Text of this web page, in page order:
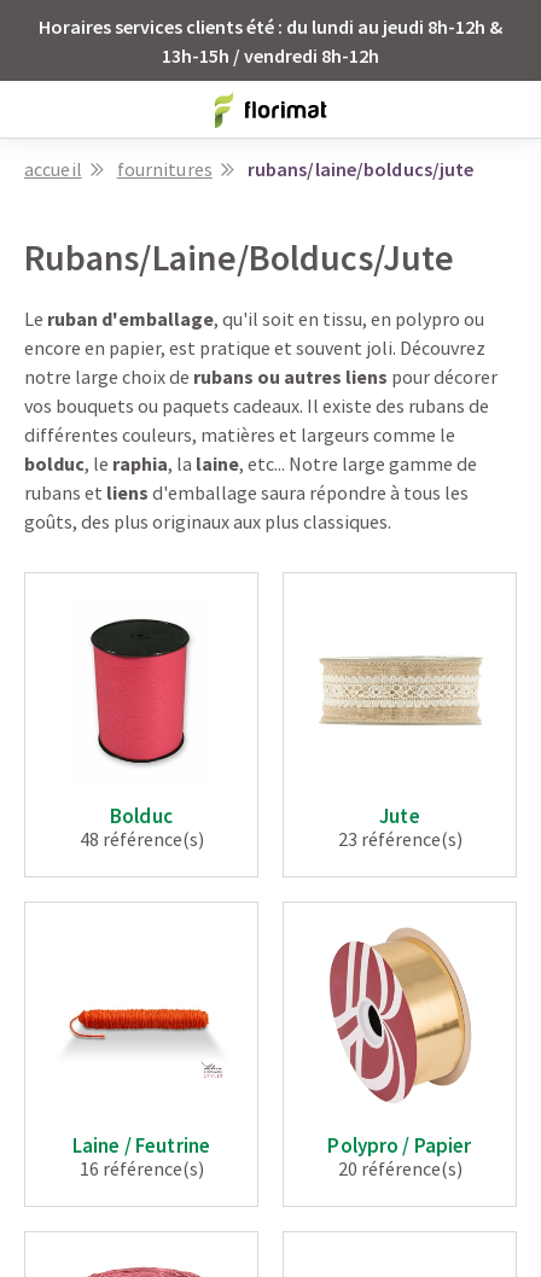
Horaires services clients été : du lundi au jeudi 8h-12h &
13h-15h / vendredi 8h-12h
accueil fournitures rubans/laine/bolducs/jute
Rubans/Laine/Bolducs/Jute
Le ruban d'emballage, qu'il soit en tissu, en polypro ou
encore en papier, est pratique et souvent joli. Découvrez
notre large choix de rubans ou autres liens pour décorer
vos bouquets ou paquets cadeaux. Il existe des rubans de
différentes couleurs, matières et largeurs comme le
bolduc, le raphia, la laine, etc... Notre large gamme de
rubans et liens d'emballage saura répondre à tous les
goûts, des plus originaux aux plus classiques.
Bolduc
48 référence(s)
Jute
23 référence(s)
Laine / Feutrine
16 référence(s)
Polypro / Papier
20 référence(s)